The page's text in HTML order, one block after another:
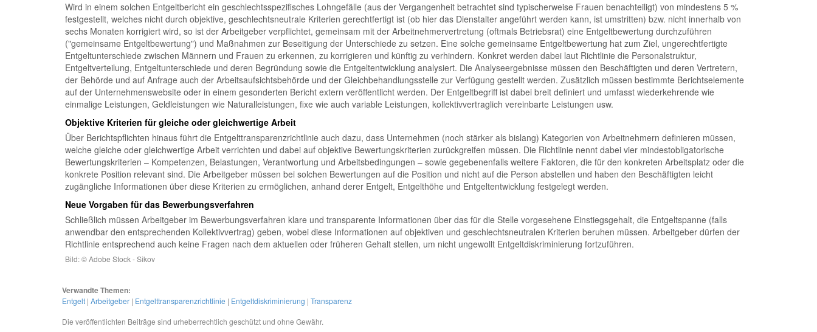
Wird in einem solchen Entgeltbericht ein geschlechtsspezifisches Lohngefälle (aus der Vergangenheit betrachtet sind typischerweise Frauen benachteiligt) von mindestens 5 %
festgestellt, welches nicht durch objektive, geschlechtsneutrale Kriterien gerechtfertigt ist (ob hier das Dienstalter angeführt werden kann, ist umstritten) bzw. nicht innerhalb von
sechs Monaten korrigiert wird, so ist der Arbeitgeber verpflichtet, gemeinsam mit der Arbeitnehmervertretung (oftmals Betriebsrat) eine Entgeltbewertung durchzuführen
("gemeinsame Entgeltbewertung") und Maßnahmen zur Beseitigung der Unterschiede zu setzen. Eine solche gemeinsame Entgeltbewertung hat zum Ziel, ungerechtfertigte
Entgeltunterschiede zwischen Männern und Frauen zu erkennen, zu korrigieren und künftig zu verhindern. Konkret werden dabei laut Richtlinie die Personalstruktur,
Entgeltverteilung, Entgeltunterschiede und deren Begründung sowie die Entgeltentwicklung analysiert. Die Analyseergebnisse müssen den Beschäftigten und deren Vertretern,
der Behörde und auf Anfrage auch der Arbeitsaufsichtsbehörde und der Gleichbehandlungsstelle zur Verfügung gestellt werden. Zusätzlich müssen bestimmte Berichtselemente
auf der Unternehmenswebsite oder in einem gesonderten Bericht extern veröffentlicht werden. Der Entgeltbegriff ist dabei breit definiert und umfasst wiederkehrende wie
einmalige Leistungen, Geldleistungen wie Naturalleistungen, fixe wie auch variable Leistungen, kollektivvertraglich vereinbarte Leistungen usw.
Objektive Kriterien für gleiche oder gleichwertige Arbeit
Über Berichtspflichten hinaus führt die Entgelttransparenzrichtlinie auch dazu, dass Unternehmen (noch stärker als bislang) Kategorien von Arbeitnehmern definieren müssen,
welche gleiche oder gleichwertige Arbeit verrichten und dabei auf objektive Bewertungskriterien zurückgreifen müssen. Die Richtlinie nennt dabei vier mindestobligatorische
Bewertungskriterien – Kompetenzen, Belastungen, Verantwortung und Arbeitsbedingungen – sowie gegebenenfalls weitere Faktoren, die für den konkreten Arbeitsplatz oder die
konkrete Position relevant sind. Die Arbeitgeber müssen bei solchen Bewertungen auf die Position und nicht auf die Person abstellen und haben den Beschäftigten leicht
zugängliche Informationen über diese Kriterien zu ermöglichen, anhand derer Entgelt, Entgelthöhe und Entgeltentwicklung festgelegt werden.
Neue Vorgaben für das Bewerbungsverfahren
Schließlich müssen Arbeitgeber im Bewerbungsverfahren klare und transparente Informationen über das für die Stelle vorgesehene Einstiegsgehalt, die Entgeltspanne (falls
anwendbar den entsprechenden Kollektivvertrag) geben, wobei diese Informationen auf objektiven und geschlechtsneutralen Kriterien beruhen müssen. Arbeitgeber dürfen der
Richtlinie entsprechend auch keine Fragen nach dem aktuellen oder früheren Gehalt stellen, um nicht ungewollt Entgeltdiskriminierung fortzuführen.
Bild: © Adobe Stock - Sikov
Verwandte Themen:
Entgelt | Arbeitgeber | Entgelttransparenzrichtlinie | Entgeltdiskriminierung | Transparenz
Die veröffentlichten Beiträge sind urheberrechtlich geschützt und ohne Gewähr.